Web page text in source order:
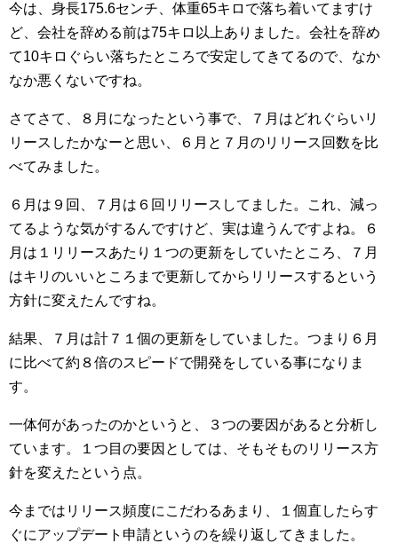
今は、身長175.6センチ、体重65キロで落ち着いてますけ
ど、会社を辞める前は75キロ以上ありました。会社を辞め
て10キロぐらい落ちたところで安定してきてるので、なか
なか悪くないですね。
さてさて、８月になったという事で、７月はどれぐらいリ
リースしたかなーと思い、６月と７月のリリース回数を比
べてみました。
６月は９回、７月は６回リリースしてました。これ、減っ
てるような気がするんですけど、実は違うんですよね。６
月は１リリースあたり１つの更新をしていたところ、７月
はキリのいいところまで更新してからリリースするという
方針に変えたんですね。
結果、７月は計７１個の更新をしていました。つまり６月
に比べて約８倍のスピードで開発をしている事になりま
す。
一体何があったのかというと、３つの要因があると分析し
ています。１つ目の要因としては、そもそものリリース方
針を変えたという点。
今まではリリース頻度にこだわるあまり、１個直したらす
ぐにアップデート申請というのを繰り返してきました。